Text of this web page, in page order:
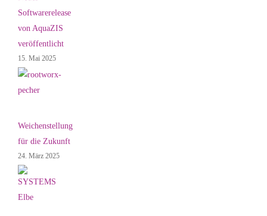
Softwarerelease
von AquaZIS
veröffentlicht
15. Mai 2025
Weichenstellung
für die Zukunft
24. März 2025